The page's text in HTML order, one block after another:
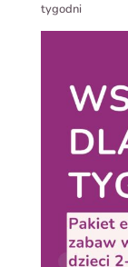
tygodni